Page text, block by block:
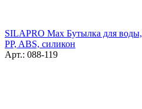
SILAPRO Max Бутылка для
PP, ABS, силикон
Арт.: 088-119